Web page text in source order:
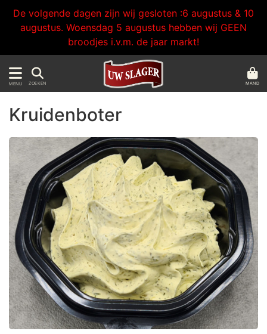
De volgende dagen zijn wij gesloten :6 augustus & 10
augustus. Woensdag 5 augustus hebben wij GEEN
broodjes i.v.m. de jaar markt!
MENU ZOEKEN MAND
Kruidenboter